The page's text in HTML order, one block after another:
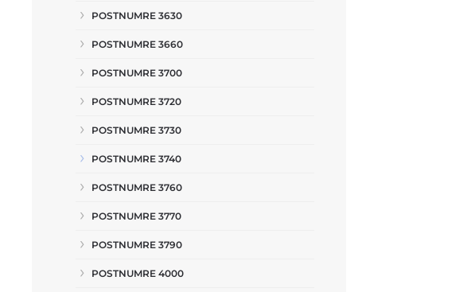
POSTNUMRE 3630
POSTNUMRE 3660
POSTNUMRE 3700
POSTNUMRE 3720
POSTNUMRE 3730
POSTNUMRE 3740
POSTNUMRE 3760
POSTNUMRE 3770
POSTNUMRE 3790
POSTNUMRE 4000